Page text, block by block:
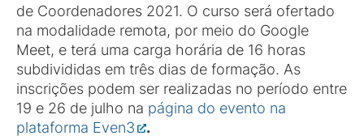
de Coordenadores 2021. O curso será ofertado
na modalidade remota, por meio do Google
Meet, e terá uma carga horária de 16 horas
subdivididas em três dias de formação. As
inscrições podem ser realizadas no período entre
19 e 26 de julho na página do evento na
plataforma Even3
.